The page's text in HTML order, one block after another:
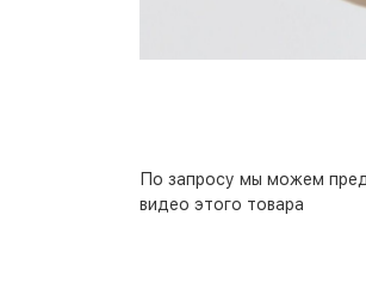
По запросу мы можем
видео этого товара